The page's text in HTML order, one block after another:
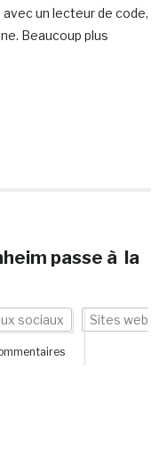
un lecteur de code,
Beaucoup plus
passe à la
sociaux Sites web